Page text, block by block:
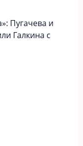
Пугачева и
Галкина с